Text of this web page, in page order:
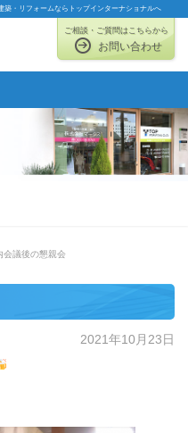
・リフォームならトップインターナショナルへ
ご相談・ご質問はこちらから
お問い合わせ
会議後の懇親会
2021年10月23日